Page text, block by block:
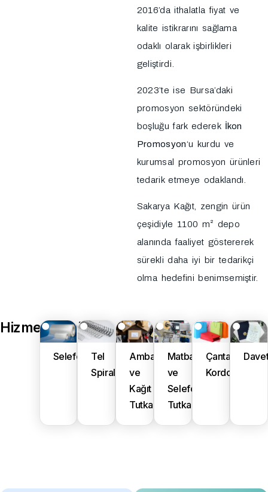
2016’da ithalatla fiyat ve
kalite istikrarını sağlama
odaklı olarak işbirlikleri
geliştirdi.
2023’te ise Bursa’daki
promosyon sektöründeki
boşluğu fark ederek İkon
Promosyon‘u kurdu ve
kurumsal promosyon ürünleri
tedarik etmeye odaklandı.
Sakarya Kağıt, zengin ürün
çeşidiyle 1100 m² depo
alanında faaliyet göstererek
sürekli daha iyi bir tedarikçi
olma hedefini benimsemiştir.
Hizmetlerimiz
Selefon
Tel
Spiral
Ambalaj
ve
Kağıt
Tutkalları
Matbaa
ve
Selefon
Tutkalları
Çanta
Kordonu